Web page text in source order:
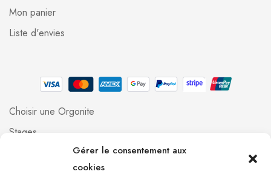
Gérer le consentement aux
cookies
Mon panier
Liste d'envies
Choisir une Orgonite
Stages
Foire aux questions